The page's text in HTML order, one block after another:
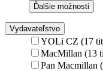
Ďalšie možnosti
Vydavateľstvo
YOLi CZ (17
MacMillan (13
Pan Macmillan